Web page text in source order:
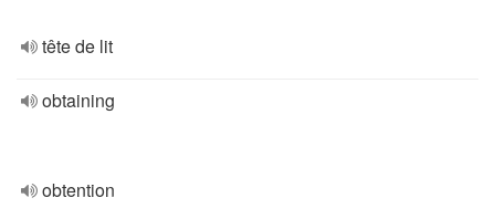
tête de lit
obtaining
obtention